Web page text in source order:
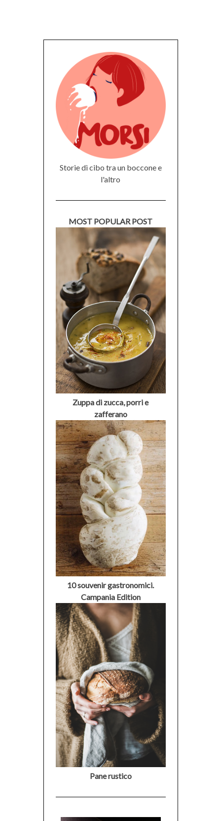
Storie di cibo tra un boccone e
l'altro
MOST POPULAR POST
Zuppa di zucca, porri e
zafferano
10 souvenir gastronomici.
Campania Edition
Pane rustico